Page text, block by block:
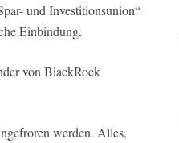
und Investitionsunion“
Einbindung.
von BlackRock
werden. Alles,